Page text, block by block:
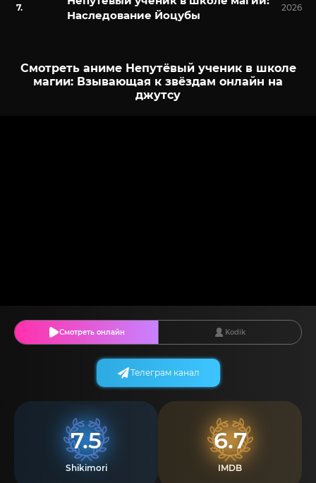
Наследование Йоцубы
2026
Смотреть аниме Непутёвый ученик в школе
магии: Взывающая к звёздам онлайн на
джутсу
Смотреть онлайн Kodik
7.5
Shikimori
6.7
IMDB
Телеграм канал